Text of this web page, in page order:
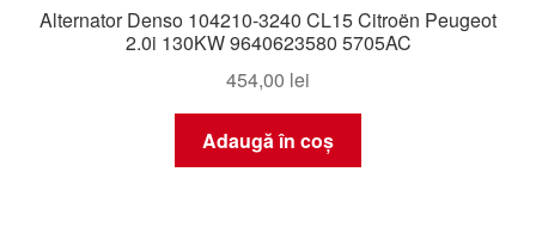
Alternator Denso 104210-3240 CL15 Citroën Peugeot
2.0i 130KW 9640623580 5705AC
454,00 lei
Adaugă în coș